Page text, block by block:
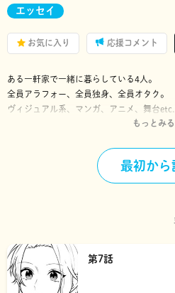
エッセイ
お気に入り 応援コメント
ある一軒家で一緒に暮らしている4人。
全員アラフォー、全員独身、全員オタク。
ヴィジュアル系、マンガ、アニメ、舞台
で一緒に住めば毎日が面白いのでは!?
フリライター・藤谷千明著『オタク女子が
もっとみる
最初から
第7話